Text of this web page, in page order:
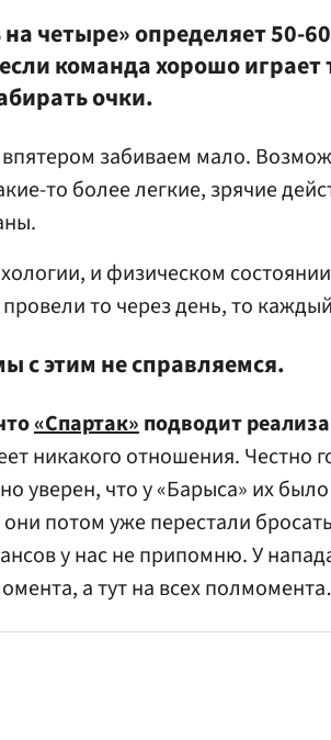
четыре» определяет 50-60
команда хорошо играет
очки.
забиваем мало.
то более легкие, зрячие
и физическом
то через день, то
с этим не справляемся.
«Спартак»подводит
никакого отношения. Честно
уверен, что у «Барыса» их
потом уже перестали
у нас не припомню. У
а тут на всех